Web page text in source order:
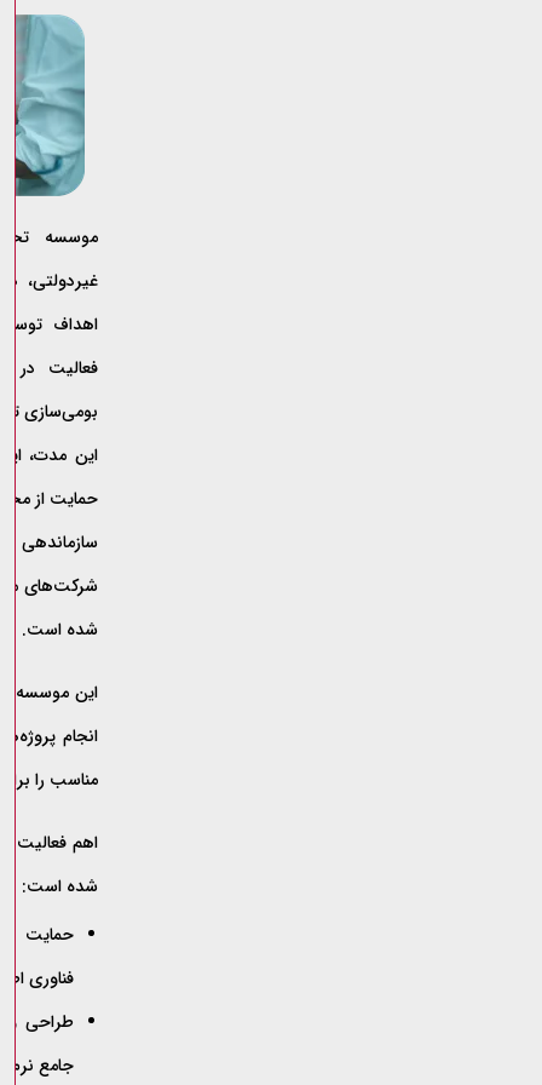
موسسه
اهداف
فعالیت در
بومی‌سازی
این مدت،
حمایت از
سازماندهی
شده است.
این موسسه
انجام
مناسب را
اهم
شده است:
حمایت
فناوری
طراحی و
جامع